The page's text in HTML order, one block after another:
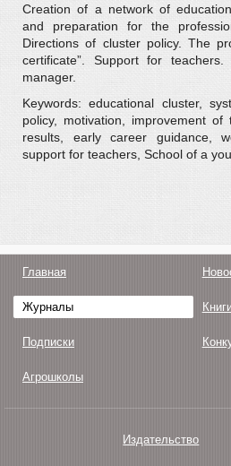
Creation of a network of
and preparation for the
Directions of cluster policy. The
certificate”. Support for
manager.
Keywords: educational cluster,
policy, motivation, improvement
results, early career guidance,
support for teachers, School of a
Главная
Журналы
Подписки
Агрошколы
Издательство